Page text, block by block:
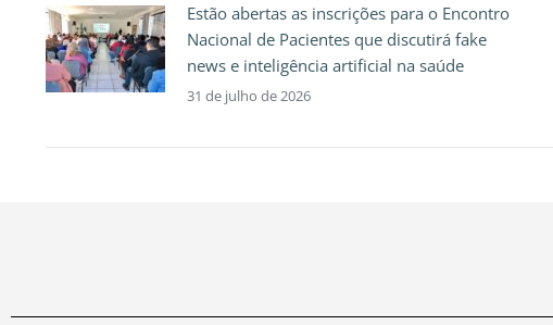
Estão abertas as inscrições para o Encontro
Nacional de Pacientes que discutirá fake
news e inteligência artificial na saúde
31 de julho de 2026